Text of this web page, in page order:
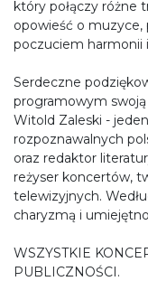
który połączy różne
opowieść o muzyce,
poczuciem harmonii
Serdeczne
programowym
Witold Zaleski -
rozpoznawalnych
oraz redaktor
reżyser koncertów,
telewizyjnych.
charyzmą i
WSZYSTKIE
PUBLICZNOŚCI.